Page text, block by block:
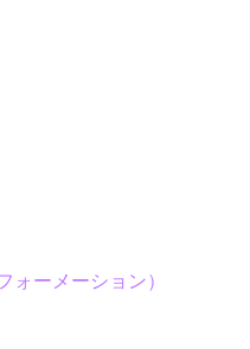
ォーメーション）